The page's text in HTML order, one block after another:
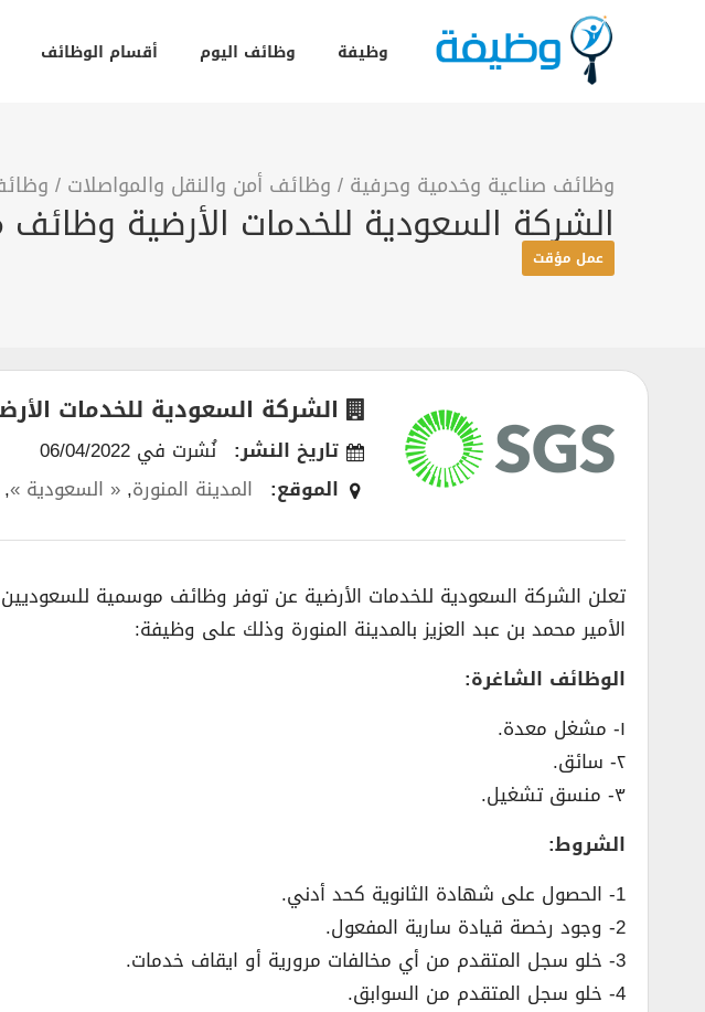
وظيفة وظائف اليوم أقسام الوظائف
وظائف صناعية وخدمية وحرفية / وظائف أمن والنقل والمواصلات /
الشركة السعودية للخدمات الأرضية
عمل مؤقت
الشركة السعودية للخدمات
تاريخ النشر: نُشرت في 06/04/2022
الموقع: المدينة المنورة, « السعودية »,
تعلن الشركة السعودية للخدمات الأرضية عن توفر وظائف موسمية
الأمير محمد بن عبد العزيز بالمدينة المنورة وذلك على وظيفة:
الوظائف الشاغرة:
١- مشغل معدة.
٢- سائق.
٣- منسق تشغيل.
الشروط:
1- الحصول على شهادة الثانوية كحد أدني.
2- وجود رخصة قيادة سارية المفعول.
3- خلو سجل المتقدم من أي مخالفات مرورية أو ايقاف خدمات.
4- خلو سجل المتقدم من السوابق.